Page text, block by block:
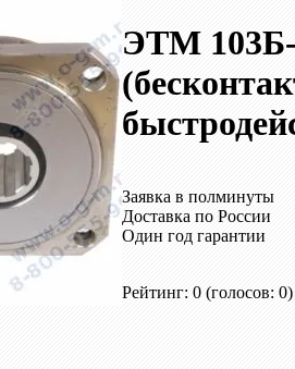
ЭТМ
Заявка в полминуты
Доставка по России
Один год гарантии
Рейтинг: 0 (голосов: 0)